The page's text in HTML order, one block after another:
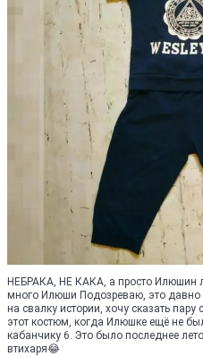
НЕБРАКА, НЕ КАКА, а просто Илюшин
много Илюши Подозреваю, это
на свалку истории, хочу сказать
этот костюм, когда Илюшке ещё не
кабанчику 6. Это было последнее
втихаря😂